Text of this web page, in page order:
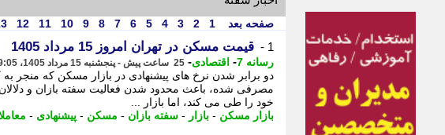
صفحه بعد 1
2
3
4
5
6
7
8
9
10
11
12
1 - قیمت مسکن در تهران امروز 15 مرداد 1405
رسانه 7 - اقتصادی- 25 ساعت پیش - پنجشنبه 15 مرداد 1405، 19:05
دو برابر شدن نرخ های پیشنهادی در بازار مسکن که منجر
مصرفی شده، باعث محدود شدن فعالیت سفته بازان و
خود را طی می کند، اما بازار ...
بازار مسکن - بازار - سفته بازان - مسکن - پیشنهادی -